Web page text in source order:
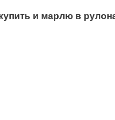
и марлю в